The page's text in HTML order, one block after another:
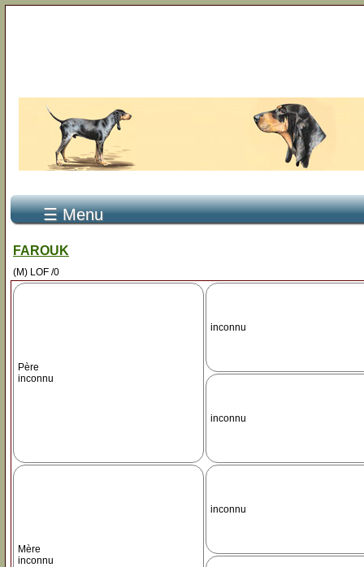
☰ Menu
FAROUK
(M) LOF /0
Père
inconnu
inconnu
inconnu
Mère
inconnu
inconnu